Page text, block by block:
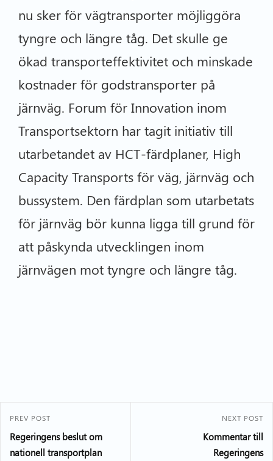
nu sker för vägtransporter möjliggöra
tyngre och längre tåg. Det skulle ge
ökad transporteffektivitet och minskade
kostnader för godstransporter på
järnväg. Forum för Innovation inom
Transportsektorn har tagit initiativ till
utarbetandet av HCT-färdplaner, High
Capacity Transports för väg, järnväg och
bussystem. Den färdplan som utarbetats
för järnväg bör kunna ligga till grund för
att påskynda utvecklingen inom
järnvägen mot tyngre och längre tåg.
PREV POST
Regeringens beslut om
nationell transportplan
NEXT POST
Kommentar till
Regeringens